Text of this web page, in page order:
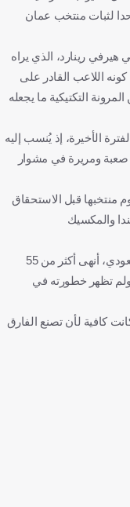
الدوسري في الدقيقة 55 ليضع حدا لثبات منتخب عمان
رينارد، الذي يراه
اللاعب القادر على
التكتيكية ما يجعله
الأخيرة، إذ يُنسب إليه
ومريرة في مشوار
منتخبها قبل الاستحقاق
كما أن سالم الدوسري قائد الهلال والمنتخب السعودي، أنهى أكثر من 55
ولم تظهر خطورته في
كافية لأن تصنع الفارق